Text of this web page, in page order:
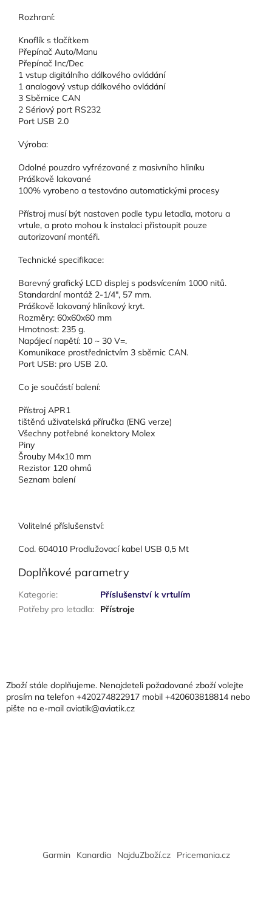
Rozhraní:
Knoflík s tlačítkem
Přepínač Auto/Manu
Přepínač Inc/Dec
1 vstup digitálního dálkového ovládání
1 analogový vstup dálkového ovládání
3 Sběrnice CAN
2 Sériový port RS232
Port USB 2.0
Výroba:
Odolné pouzdro vyfrézované z masivního hliníku
Práškově lakované
100% vyrobeno a testováno automatickými procesy
Přístroj musí být nastaven podle typu letadla, motoru a
vrtule, a proto mohou k instalaci přistoupit pouze
autorizovaní montéři.
Technické specifikace:
Barevný grafický LCD displej s podsvícením 1000 nitů.
Standardní montáž 2-1/4", 57 mm.
Práškově lakovaný hliníkový kryt.
Rozměry: 60x60x60 mm
Hmotnost: 235 g.
Napájecí napětí: 10 ~ 30 V=.
Komunikace prostřednictvím 3 sběrnic CAN.
Port USB: pro USB 2.0.
Co je součástí balení:
Přístroj APR1
tištěná uživatelská příručka (ENG verze)
Všechny potřebné konektory Molex
Piny
Šrouby M4x10 mm
Rezistor 120 ohmů
Seznam balení
Volitelné příslušenství:
Cod. 604010 Prodlužovací kabel USB 0,5 Mt
Doplňkové parametry
Kategorie:
Příslušenství k vrtulím
Potřeby pro letadla: Přístroje
aZboží stále doplňujeme. Nenajdeteli požadované zboží volejte
prosím na telefon +420274822917 mobil +420603818814 nebo
pište na e-mail aviatik@aviatik.cz
Garmin Kanardia NajduZboží.cz Pricemania.cz